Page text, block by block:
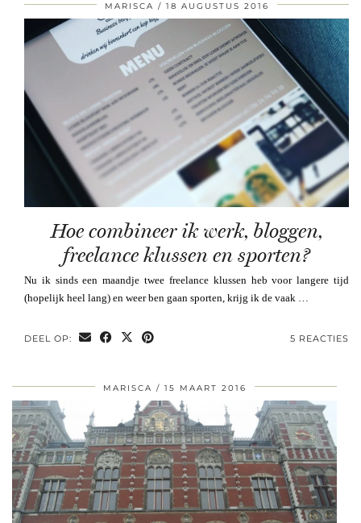
MARISCA 18 AUGUSTUS 2016
Hoe combineer ik werk, bloggen,
freelance klussen en sporten?
Nu ik sinds een maandje twee freelance klussen heb voor langere tijd
(hopelijk heel lang) en weer ben gaan sporten, krijg ik de vaak …
DEEL OP: 5 REACTIES
MARISCA 15 MAART 2016